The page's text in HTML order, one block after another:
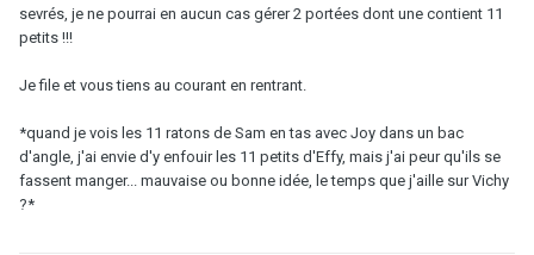
sevrés, je ne pourrai en aucun cas gérer 2 portées dont une contient 11
petits !!!
Je file et vous tiens au courant en rentrant.
*quand je vois les 11 ratons de Sam en tas avec Joy dans un bac
d'angle, j'ai envie d'y enfouir les 11 petits d'Effy, mais j'ai peur qu'ils se
fassent manger... mauvaise ou bonne idée, le temps que j'aille sur Vichy
?*